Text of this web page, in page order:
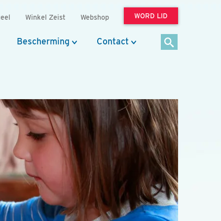
Winkel Zeist Webshop WORD LID
Bescherming Contact